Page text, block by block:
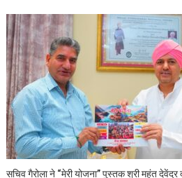
सचिव गैरोला ने “मेरी योजना” पुस्तक श्री महंत देवेंद्र